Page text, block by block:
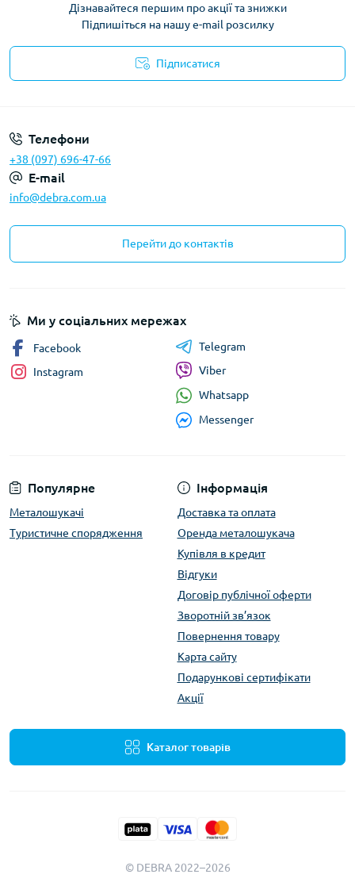
Дізнавайтеся першим про акції та знижки
Підпишіться на нашу e-mail розсилку
Підписатися
Телефони
+38 (097) 696-47-66
E-mail
info@debra.com.ua
Перейти до контактів
Популярне
Металошукачі
Туристичне спорядження
Інформація
Доставка та оплата
Оренда металошукача
Купівля в кредит
Відгуки
Договір публічної оферти
Зворотній зв’язок
Повернення товару
Карта сайту
Подарункові сертифікати
Акції
Каталог товарів
Ми у соціальних мережах
Facebook
Instagram
Telegram
Viber
Whatsapp
Messenger
© DEBRA 2022–2026